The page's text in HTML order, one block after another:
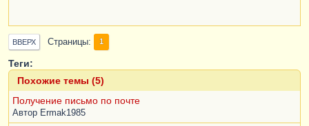
ВВЕРХ Страницы 1
Теги:
Похожие темы (5)
Получение письмо по почте
Автор Ermak1985